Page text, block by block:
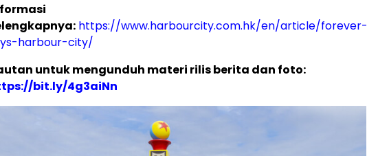
https://www.harbourcity.com.hk/en/article/forever-
harbour-city/
untuk mengunduh materi rilis berita dan foto:
bit.ly/4g3aiNn